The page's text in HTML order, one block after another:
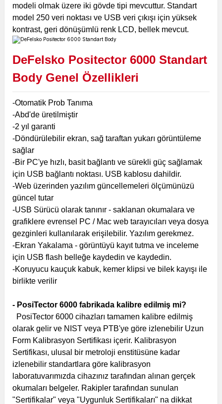
modeli olmak üzere iki gövde tipi mevcuttur. Standart
model 250 veri noktası ve USB veri çıkışı için yüksek
kontrast, geri dönüşümlü renk LCD, bellek mevcut.
DeFelsko Positector 6000 Standart
Body Genel Özellikleri
-Otomatik Prob Tanıma
-Abd'de üretilmiştir
-2 yıl garanti
-Döndürülebilir ekran, sağ taraftan yukarı görüntüleme
sağlar
-Bir PC'ye hızlı, basit bağlantı ve sürekli güç sağlamak
için USB bağlantı noktası. USB kablosu dahildir.
-Web üzerinden yazılım güncellemeleri ölçümünüzü
güncel tutar
-USB Sürücü olarak tanınır - saklanan okumalara ve
grafiklere evrensel PC / Mac web tarayıcıları veya dosya
gezginleri kullanılarak erişilebilir. Yazılım gerekmez.
-Ekran Yakalama - görüntüyü kayıt tutma ve inceleme
için USB flash belleğe kaydedin ve kaydedin.
-Koruyucu kauçuk kabuk, kemer klipsi ve bilek kayışı ile
birlikte verilir
- PosiTector 6000 fabrikada kalibre edilmiş mi?
PosiTector 6000 cihazları tamamen kalibre edilmiş
olarak gelir ve NIST veya PTB'ye göre izlenebilir Uzun
Form Kalibrasyon Sertifikası içerir. Kalibrasyon
Sertifikası, ulusal bir metroloji enstitüsüne kadar
izlenebilir standartlara göre kalibrasyon
laboratuvarımızda cihazınız tarafından alınan gerçek
okumaları belgeler. Rakipler tarafından sunulan
"Sertifikalar" veya "Uygunluk Sertifikaları" na dikkat